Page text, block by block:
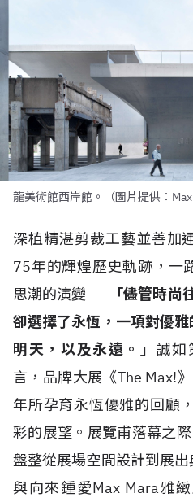
龍美術館西岸館。（圖片提供：Max
深植精湛剪裁工藝並善加
75年的輝煌歷史軌跡，一
思潮的演變—— 「儘管時
卻選擇了永恆，一項對優
明天，以及永遠。」 誠如
言，品牌大展《The Max!
年所孕育永恆優雅的回顧
彩的展望。展覽甫落幕之
盤整從展場空間設計到展出
與向來鍾愛Max Mara雅